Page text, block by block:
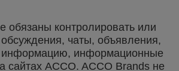
обязаны контролировать или
чаты, объявления,
информационные
сайтах ACCO. ACCO Brands не